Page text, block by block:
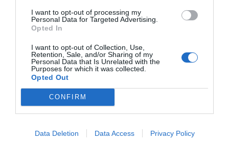
I want to opt-out of processing my
Personal Data for Targeted Advertising.
Opted In
I want to opt-out of Collection, Use,
Retention, Sale, and/or Sharing of my
Personal Data that Is Unrelated with the
Purposes for which it was collected.
Opted Out
CONFIRM
Data Deletion Data Access Privacy Policy